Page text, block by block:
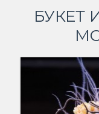
БУКЕТ